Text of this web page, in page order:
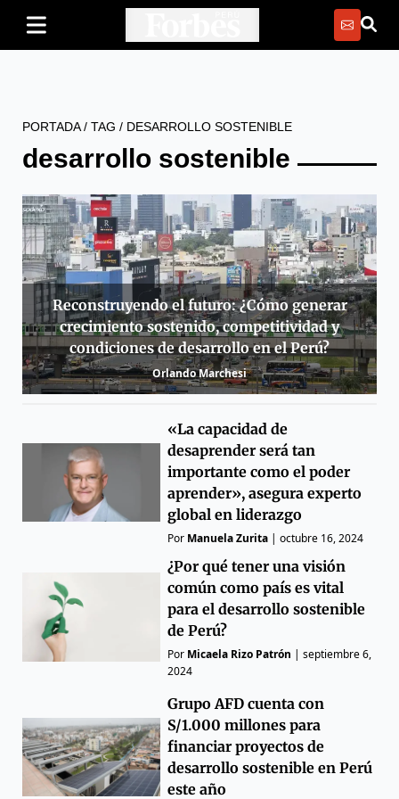
PORTADA/ TAG / DESARROLLO SOSTENIBLE
desarrollo sostenible
Reconstruyendo el futuro: ¿Cómo generar
crecimiento sostenido, competitividad y
condiciones de desarrollo en el Perú?
Orlando Marchesi
«La capacidad de
desaprender será tan
importante como el poder
aprender», asegura experto
global en liderazgo
Por Manuela Zurita |octubre 16, 2024
¿Por qué tener una visión
común como país es vital
para el desarrollo sostenible
de Perú?
Por Micaela Rizo Patrón |septiembre 6,
2024
Grupo AFD cuenta con
S/1.000 millones para
financiar proyectos de
desarrollo sostenible en Perú
este año